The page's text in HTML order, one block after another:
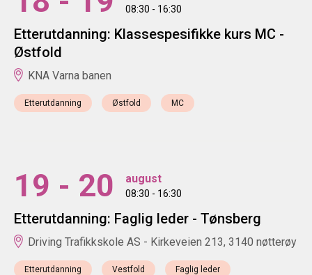
08:30 - 16:30
Etterutdanning: Klassespesifikke kurs MC -
Østfold
KNA Varna banen
Etterutdanning Østfold MC
19 - 20 august
08:30 - 16:30
Etterutdanning: Faglig leder - Tønsberg
Driving Trafikkskole AS - Kirkeveien 213, 3140 nøtterøy
Etterutdanning Vestfold Faglig leder